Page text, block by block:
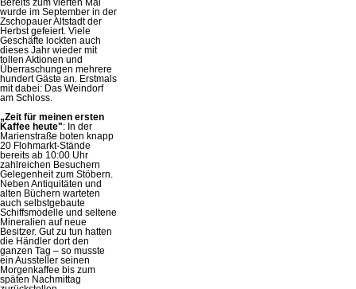
Bereits zum vierten Mal
wurde im September in der
Zschopauer Altstadt der
Herbst gefeiert. Viele
Geschäfte lockten auch
dieses Jahr wieder mit
tollen Aktionen und
Überraschungen mehrere
hundert Gäste an. Erstmals
mit dabei: Das Weindorf
am Schloss.
„Zeit für meinen ersten
Kaffee heute": In der
Marienstraße boten knapp
20 Flohmarkt-Stände
bereits ab 10:00 Uhr
zahlreichen Besuchern
Gelegenheit zum Stöbern.
Neben Antiquitäten und
alten Büchern warteten
auch selbstgebaute
Schiffsmodelle und seltene
Mineralien auf neue
Besitzer. Gut zu tun hatten
die Händler dort den
ganzen Tag – so musste
ein Aussteller seinen
Morgenkaffee bis zum
späten Nachmittag